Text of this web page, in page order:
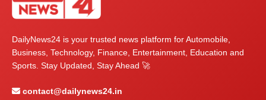
DailyNews24 is your trusted news platform for Automobile,
Business, Technology, Finance, Entertainment, Education and
Sports. Stay Updated, Stay Ahead 🚀
contact@dailynews24.in